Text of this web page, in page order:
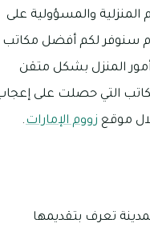
والمسؤولية على
سنوفر لكم أفضل مكاتب
المنزل بشكل متقن
التي حصلت على
موقع زووم الإمارات.
تعرف بتقديمها